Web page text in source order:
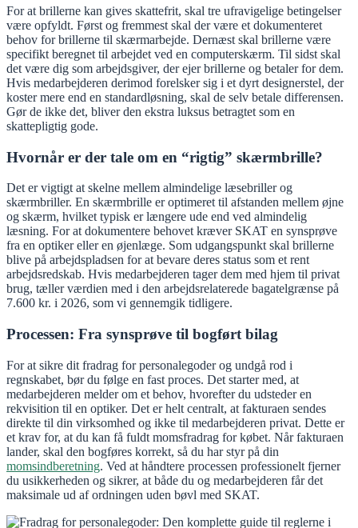
For at brillerne kan gives skattefrit, skal tre ufravigelige betingelser
være opfyldt. Først og fremmest skal der være et dokumenteret
behov for brillerne til skærmarbejde. Dernæst skal brillerne være
specifikt beregnet til arbejdet ved en computerskærm. Til sidst skal
det være dig som arbejdsgiver, der ejer brillerne og betaler for dem.
Hvis medarbejderen derimod forelsker sig i et dyrt designerstel, der
koster mere end en standardløsning, skal de selv betale differensen.
Gør de ikke det, bliver den ekstra luksus betragtet som en
skattepligtig gode.
Hvornår er der tale om en “rigtig” skærmbrille?
Det er vigtigt at skelne mellem almindelige læsebriller og
skærmbriller. En skærmbrille er optimeret til afstanden mellem øjne
og skærm, hvilket typisk er længere ude end ved almindelig
læsning. For at dokumentere behovet kræver SKAT en synsprøve
fra en optiker eller en øjenlæge. Som udgangspunkt skal brillerne
blive på arbejdspladsen for at bevare deres status som et rent
arbejdsredskab. Hvis medarbejderen tager dem med hjem til privat
brug, tæller værdien med i den arbejdsrelaterede bagatelgrænse på
7.600 kr. i 2026, som vi gennemgik tidligere.
Processen: Fra synsprøve til bogført bilag
For at sikre dit fradrag for personalegoder og undgå rod i
regnskabet, bør du følge en fast proces. Det starter med, at
medarbejderen melder om et behov, hvorefter du udsteder en
rekvisition til en optiker. Det er helt centralt, at fakturaen sendes
direkte til din virksomhed og ikke til medarbejderen privat. Dette er
et krav for, at du kan få fuldt momsfradrag for købet. Når fakturaen
lander, skal den bogføres korrekt, så du har styr på din
momsindberetning. Ved at håndtere processen professionelt fjerner
du usikkerheden og sikrer, at både du og medarbejderen får det
maksimale ud af ordningen uden bøvl med SKAT.